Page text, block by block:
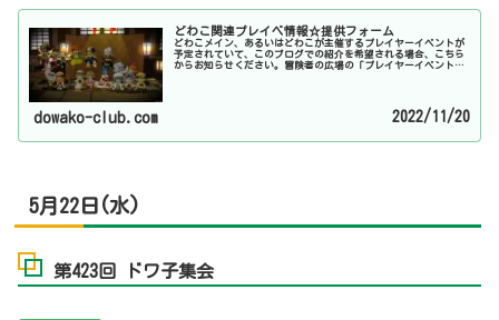
どわこ関連プレイベ情報☆提供フォーム
どわこメイン、あるいはどわこが主催するプレイヤーイベントが
予定されていて、このブログでの紹介を希望される場合、こちら
からお知らせください。冒険者の広場の「プレイヤーイベント告
dowako-club.com 2022/11/20
5月22日(水)
第423回 ドワ子集会